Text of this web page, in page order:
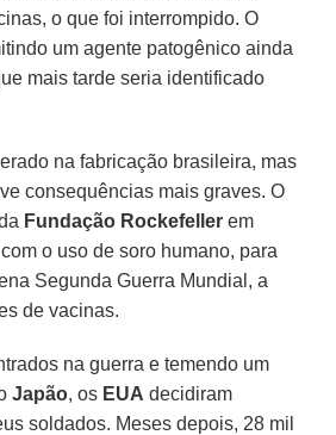
o que foi interrompido. O
um agente patogênico ainda
mais tarde seria identificado
na fabricação brasileira, mas
consequências mais graves. O
Fundação Rockefeller em
o uso de soro humano, para
Segunda Guerra Mundial, a
de vacinas.
na guerra e temendo um
Japão, os EUA decidiram
soldados. Meses depois, 28 mil